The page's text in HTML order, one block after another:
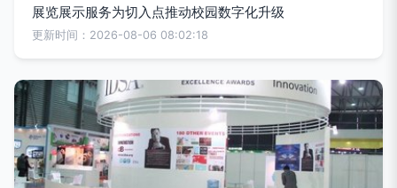
展览展示服务为切入点推动校园数字化升级
更新时间：2026-08-06 08:02:18